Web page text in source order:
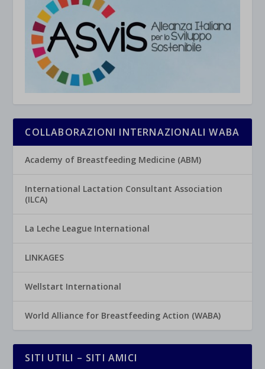
COLLABORAZIONI INTERNAZIONALI WABA
Academy of Breastfeeding Medicine (ABM)
International Lactation Consultant Association
(ILCA)
La Leche League International
LINKAGES
Wellstart International
World Alliance for Breastfeeding Action (WABA)
SITI UTILI – SITI AMICI